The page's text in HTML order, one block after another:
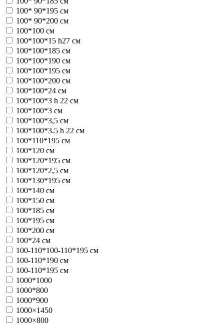
100* 90*195 см
100* 90*200 см
100*100 см
100*100*15 h27 см
100*100*185 см
100*100*190 см
100*100*195 см
100*100*200 см
100*100*24 см
100*100*3 h 22 см
100*100*3 см
100*100*3,5 см
100*100*3.5 h 22 см
100*110*195 см
100*120 см
100*120*195 см
100*120*2,5 см
100*130*195 см
100*140 см
100*150 см
100*185 см
100*195 см
100*200 см
100*24 см
100-110*100-110*195 см
100-110*190 см
100-110*195 см
1000*1000
1000*800
1000*900
1000×1450
1000×800